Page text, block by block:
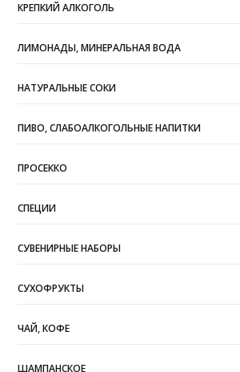
КРЕПКИЙ АЛКОГОЛЬ
ЛИМОНАДЫ, МИНЕРАЛЬНАЯ ВОДА
НАТУРАЛЬНЫЕ СОКИ
ПИВО, СЛАБОАЛКОГОЛЬНЫЕ НАПИТКИ
ПРОСЕККО
СПЕЦИИ
СУВЕНИРНЫЕ НАБОРЫ
СУХОФРУКТЫ
ЧАЙ, КОФЕ
ШАМПАНСКОЕ